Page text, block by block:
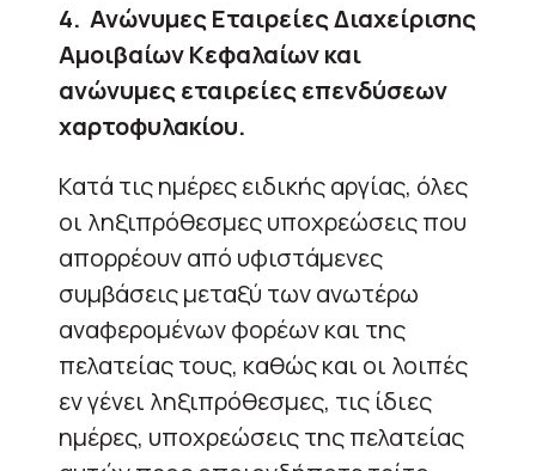
4. Ανώνυμες Εταιρείες Διαχείρισης
Αμοιβαίων Κεφαλαίων και
ανώνυμες εταιρείες επενδύσεων
χαρτοφυλακίου.
Κατά τις ημέρες ειδικής αργίας, όλες
οι ληξιπρόθεσμες υποχρεώσεις που
απορρέουν από υφιστάμενες
συμβάσεις μεταξύ των ανωτέρω
αναφερομένων φορέων και της
πελατείας τους, καθώς και οι λοιπές
εν γένει ληξιπρόθεσμες, τις ίδιες
ημέρες, υποχρεώσεις της πελατείας